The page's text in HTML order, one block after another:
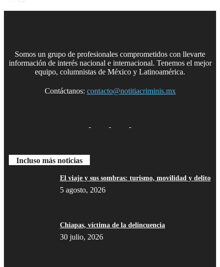
Somos un grupo de profesionales comprometidos con llevarte
información de interés nacional e internacional. Tenemos el mejor
equipo, columnistas de México y Latinoamérica.
Contáctanos: contacto@notitiacriminis.mx
Incluso más noticias
El viaje y sus sombras: turismo, movilidad y delito
5 agosto, 2026
Chiapas, víctima de la delincuencia
30 julio, 2026